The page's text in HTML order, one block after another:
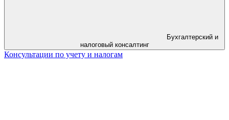
налоговый консалтинг
Консультации по учету и налогам